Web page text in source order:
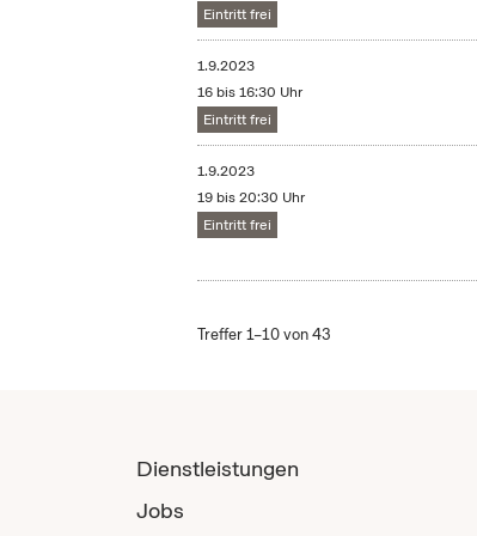
Eintritt frei
1.9.2023
16 bis 16:30 Uhr
Eintritt frei
1.9.2023
19 bis 20:30 Uhr
Eintritt frei
Treffer 1–10 von 43
Dienstleistungen
Jobs